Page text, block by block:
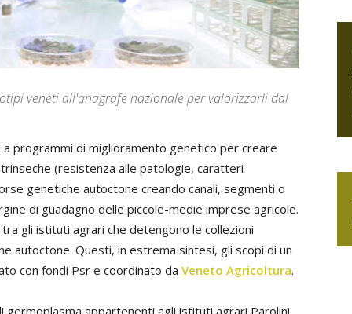
veneti all'anagrafe nazionale per valorizzarli dal
a programmi di miglioramento genetico per creare
(resistenza alle patologie, caratteri
genetiche autoctone creando canali, segmenti o
di guadagno delle piccole-medie imprese agricole.
gli istituti agrari che detengono le collezioni
autoctone. Questi, in estrema sintesi, gli scopi di un
con fondi Psr e coordinato da Veneto Agricoltura.
appartenenti agli istituti agrari Parolini